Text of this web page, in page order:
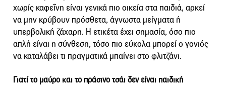
χωρίς καφεΐνη είναι γενικά πιο οικεία στα παιδιά, αρκεί
να μην κρύβουν πρόσθετα, άγνωστα μείγματα ή
υπερβολική ζάχαρη. Η ετικέτα έχει σημασία, όσο πιο
απλή είναι η σύνθεση, τόσο πιο εύκολα μπορεί ο γονιός
να καταλάβει τι πραγματικά μπαίνει στο φλιτζάνι.
Γιατί το μαύρο και το πράσινο τσάι δεν είναι παιδική